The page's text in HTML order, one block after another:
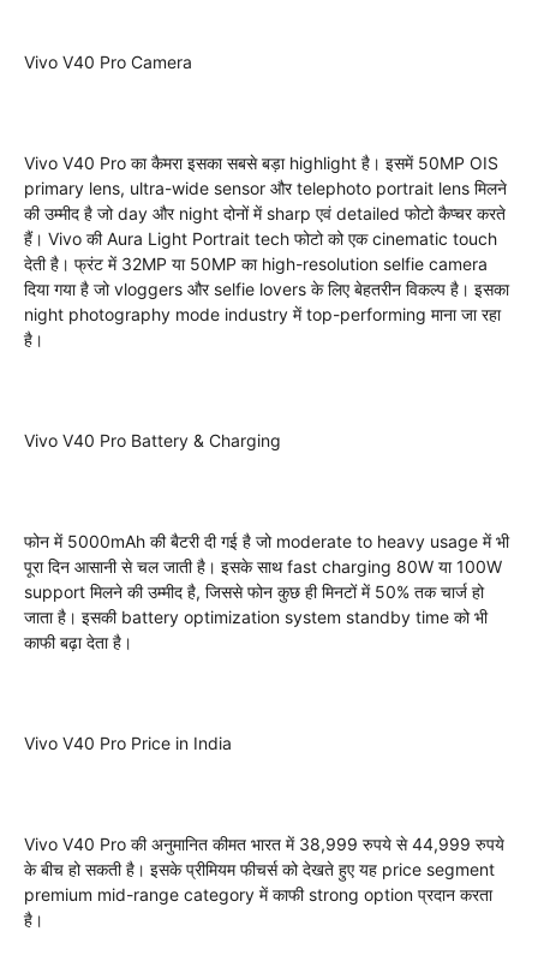
Vivo V40 Pro Camera
Vivo V40 Pro का कैमरा इसका सबसे बड़ा highlight है। इसमें 50MP OIS
primary lens, ultra-wide sensor और telephoto portrait lens मिलने
की उम्मीद है जो day और night दोनों में sharp एवं detailed फोटो कैप्चर करते
हैं। Vivo की Aura Light Portrait tech फोटो को एक cinematic touch
देती है। फ्रंट में 32MP या 50MP का high-resolution selfie camera
दिया गया है जो vloggers और selfie lovers के लिए बेहतरीन विकल्प है। इसका
night photography mode industry में top-performing माना जा रहा
है।
Vivo V40 Pro Battery & Charging
फोन में 5000mAh की बैटरी दी गई है जो moderate to heavy usage में भी
पूरा दिन आसानी से चल जाती है। इसके साथ fast charging 80W या 100W
support मिलने की उम्मीद है, जिससे फोन कुछ ही मिनटों में 50% तक चार्ज हो
जाता है। इसकी battery optimization system standby time को भी
काफी बढ़ा देता है।
Vivo V40 Pro Price in India
Vivo V40 Pro की अनुमानित कीमत भारत में 38,999 रुपये से 44,999 रुपये
के बीच हो सकती है। इसके प्रीमियम फीचर्स को देखते हुए यह price segment
premium mid-range category में काफी strong option प्रदान करता
है।